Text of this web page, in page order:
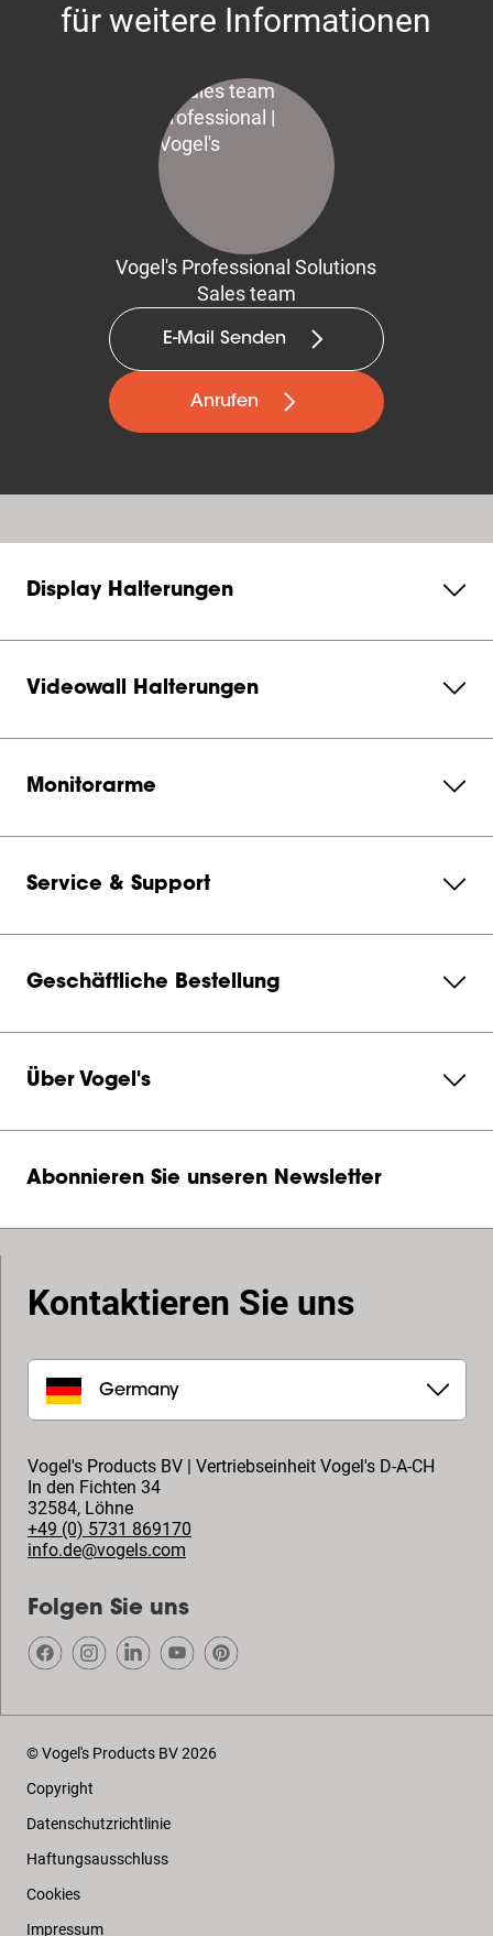
für weitere Informationen
Vogel's Professional Solutions
Sales team
E-Mail Senden
Anrufen
Display Halterungen
Videowall Halterungen
Monitorarme
Service & Support
Geschäftliche Bestellung
Über Vogel's
Abonnieren Sie unseren Newsletter
Kontaktieren Sie uns
Germany
Vogel's Products BV | Vertriebseinheit Vogel's D-A-CH
In den Fichten 34
32584, Löhne
+49 (0) 5731 869170
info.de@vogels.com
Folgen Sie uns
© Vogel's Products BV2026
Copyright
Datenschutzrichtlinie
Haftungsausschluss
Cookies
Impressum